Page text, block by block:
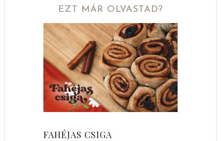
EZT MÁR OLVASTAD?
FAHÉJAS CSIGA